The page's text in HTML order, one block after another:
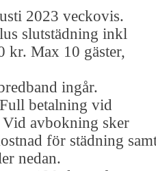
2023 veckovis.
slutstädning inkl
kr. Max 10 gäster,
ingår.
betalning vid
avbokning sker
för städning
nedan.